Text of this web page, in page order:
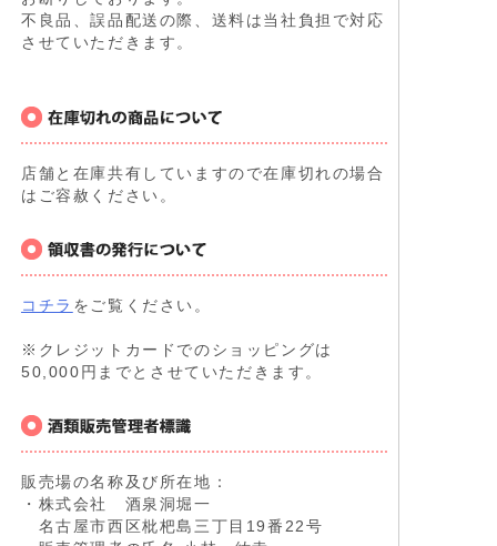
不良品、誤品配送の際、送料は当社負担で対応
させていただきます。
店舗と在庫共有していますので在庫切れの場合
はご容赦ください。
コチラ をご覧ください。
※クレジットカードでのショッピングは
50,000円までとさせていただきます。
販売場の名称及び所在地：
・株式会社 酒泉洞堀一
名古屋市西区枇杷島三丁目19番22号